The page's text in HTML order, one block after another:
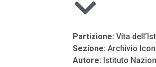
Partizione: Vita
Sezione: Archivio
Autore: Istituto